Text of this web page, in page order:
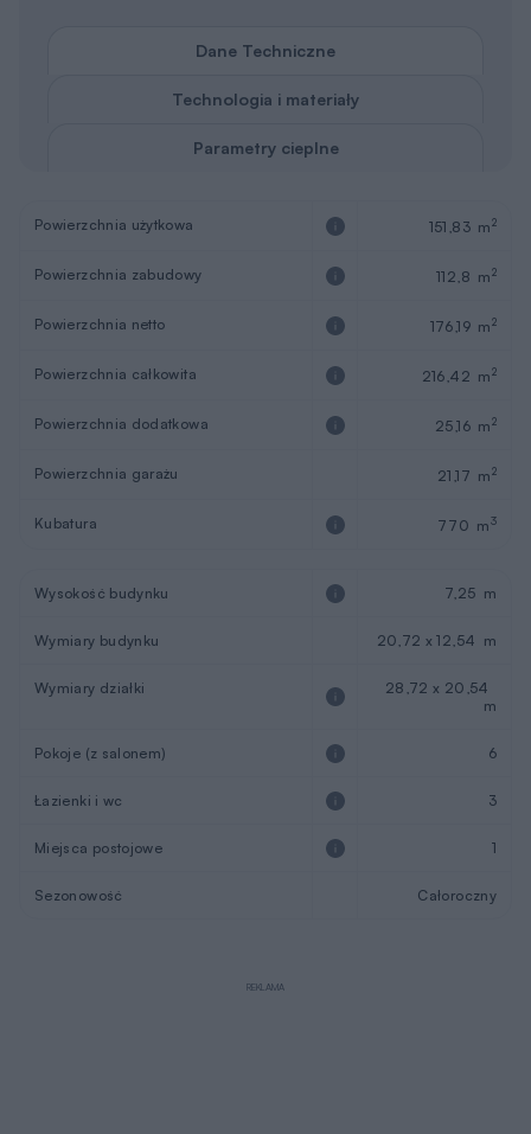
Dane Techniczne
Technologia i materiały
Parametry cieplne
Powierzchnia użytkowa 151,83 m2
Powierzchnia zabudowy 112,8 m2
Powierzchnia netto 176,19 m2
Powierzchnia całkowita 216,42 m2
Powierzchnia dodatkowa 25,16 m2
Powierzchnia garażu 21,17 m2
Kubatura 770 m3
Wysokość budynku 7,25 m
Wymiary budynku 20,72 x 12,54 m
Wymiary działki
28,72 x 20,54
m
Pokoje (z salonem) 6
Łazienki i wc 3
Miejsca postojowe 1
Sezonowość Całoroczny
REKLAMA